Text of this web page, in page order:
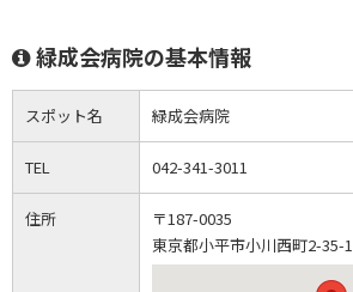
緑成会病院の基本情報
スポット名 緑成会病院
TEL 042-341-3011
住所
〒187-0035
東京都小平市小川西町2-35-1